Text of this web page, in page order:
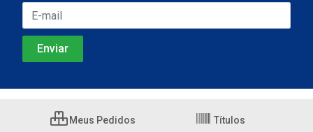
Meus Pedidos Títulos